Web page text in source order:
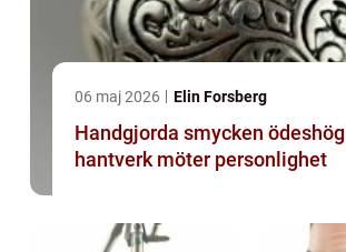
06 maj 2026 Elin Forsberg
Handgjorda smycken ödeshög när
hantverk möter personlighet